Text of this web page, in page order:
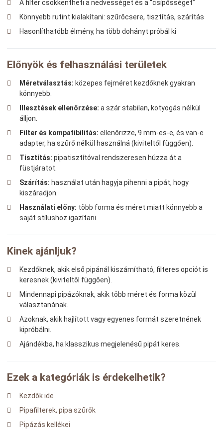
A filter csökkentheti a nedvességet és a “csípősséget”
Könnyebb rutint kialakítani: szűrőcsere, tisztítás, szárítás
Hasonlíthatóbb élmény, ha több dohányt próbál ki
Előnyök és felhasználási területek
Méretválasztás: közepes fejméret kezdőknek gyakran
könnyebb.
Illesztések ellenőrzése: a szár stabilan, kotyogás nélkül
álljon.
Filter és kompatibilitás: ellenőrizze, 9 mm-es-e, és van-e
adapter, ha szűrő nélkül használná (kiviteltől függően).
Tisztítás: pipatisztítóval rendszeresen húzza át a
füstjáratot.
Szárítás: használat után hagyja pihenni a pipát, hogy
kiszáradjon.
Használati előny: több forma és méret miatt könnyebb a
saját stílushoz igazítani.
Kinek ajánljuk?
Kezdőknek, akik első pipánál kiszámítható, filteres opciót is
keresnek (kiviteltől függően).
Mindennapi pipázóknak, akik több méret és forma közül
választanának.
Azoknak, akik hajlított vagy egyenes formát szeretnének
kipróbálni.
Ajándékba, ha klasszikus megjelenésű pipát keres.
Ezek a kategóriák is érdekelhetik?
Kezdők ide
Pipafilterek, pipa szűrők
Pipázás kellékei